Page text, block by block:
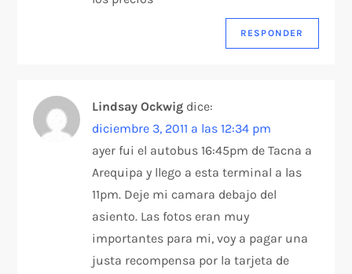
RESPONDER
Lindsay Ockwig dice:
diciembre 3, 2011 a las 12:34 pm
ayer fui el autobus 16:45pm de Tacna a
Arequipa y llego a esta terminal a las
11pm. Deje mi camara debajo del
asiento. Las fotos eran muy
importantes para mi, voy a pagar una
justa recompensa por la tarjeta de